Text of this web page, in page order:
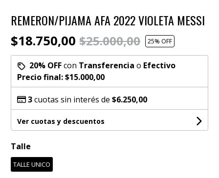
REMERON/PIJAMA AFA 2022 VIOLETA MESSI
$18.750,00$25.000,00 25% OFF
20% OFFcon Transferencia o Efectivo
Precio final:$15.000,00
3cuotas sin interés de$6.250,00
Ver cuotas y descuentos
Talle
TALLE UNICO